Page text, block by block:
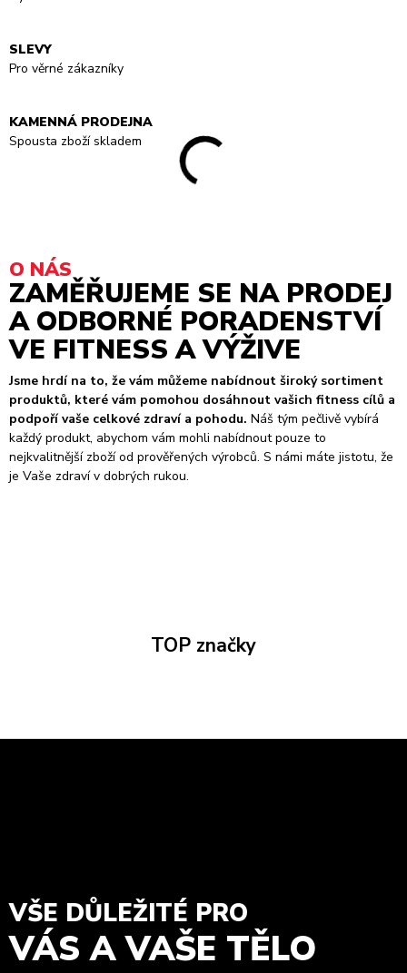
SLEVY
Pro věrné zákazníky
KAMENNÁ PRODEJNA
Spousta zboží skladem
O NÁS
ZAMĚŘUJEME SE NA PRODEJ
A ODBORNÉ PORADENSTVÍ
VE FITNESS A VÝŽIVE
Jsme hrdí na to, že vám můžeme nabídnout široký sortiment
produktů, které vám pomohou dosáhnout vašich fitness cílů a
podpoří vaše celkové zdraví a pohodu. Náš tým pečlivě vybírá
každý produkt, abychom vám mohli nabídnout pouze to
nejkvalitnější zboží od prověřených výrobců. S námi máte jistotu, že
je Vaše zdraví v dobrých rukou.
TOP značky
VŠE DŮLEŽITÉ PRO
VÁS A VAŠE TĚLO